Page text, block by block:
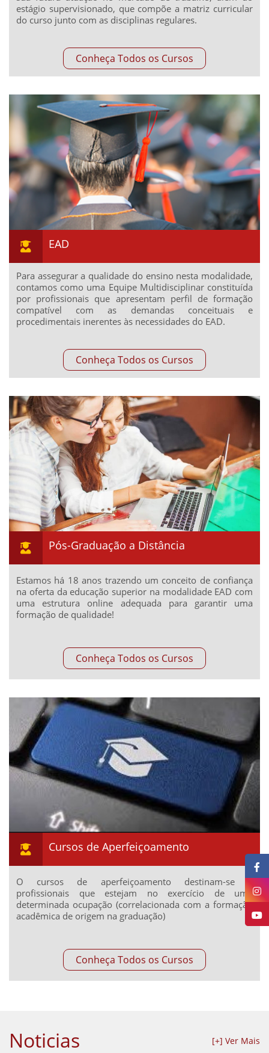
estágio supervisionado, que compõe a matriz curricular
do curso junto com as disciplinas regulares.
Conheça Todos os Cursos
EAD
Para assegurar a qualidade do ensino nesta modalidade,
contamos como uma Equipe Multidisciplinar constituída
por profissionais que apresentam perfil de formação
compatível com as demandas conceituais e
procedimentais inerentes às necessidades do EAD.
Conheça Todos os Cursos
Pós-Graduação a Distância
Estamos há 18 anos trazendo um conceito de confiança
na oferta da educação superior na modalidade EAD com
uma estrutura online adequada para garantir uma
formação de qualidade!
Conheça Todos os Cursos
Cursos de Aperfeiçoamento
O cursos de aperfeiçoamento destinam-se a
profissionais que estejam no exercício de uma
determinada ocupação (correlacionada com a formação
acadêmica de origem na graduação)
Conheça Todos os Cursos
Noticias [+] Ver Mais